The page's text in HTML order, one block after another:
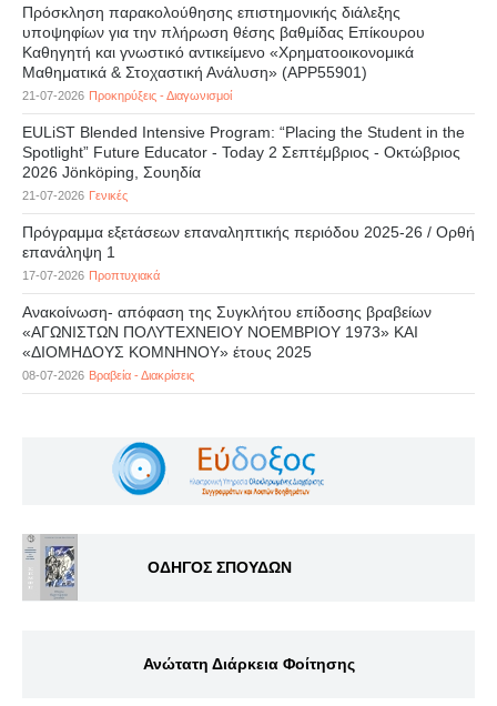
Πρόσκληση παρακολούθησης επιστημονικής διάλεξης
υποψηφίων για την πλήρωση θέσης βαθμίδας Επίκουρου
Καθηγητή και γνωστικό αντικείμενο «Χρηματοοικονομικά
Μαθηματικά & Στοχαστική Ανάλυση» (APP55901)
21-07-2026 Προκηρύξεις - Διαγωνισμοί
EULiST Blended Intensive Program: “Placing the Student in the
Spotlight” Future Educator - Today 2 Σεπτέμβριος - Οκτώβριος
2026 Jönköping, Σουηδία
21-07-2026 Γενικές
Πρόγραμμα εξετάσεων επαναληπτικής περιόδου 2025-26 / Ορθή
επανάληψη 1
17-07-2026 Προπτυχιακά
Ανακοίνωση- απόφαση της Συγκλήτου επίδοσης βραβείων
«ΑΓΩΝΙΣΤΩΝ ΠΟΛΥΤΕΧΝΕΙΟΥ ΝΟΕΜΒΡΙΟΥ 1973» ΚΑΙ
«ΔΙΟΜΗΔΟΥΣ ΚΟΜΝΗΝΟΥ» έτους 2025
08-07-2026 Βραβεία - Διακρίσεις
ΟΔΗΓΟΣ ΣΠΟΥΔΩΝ
Ανώτατη Διάρκεια Φοίτησης